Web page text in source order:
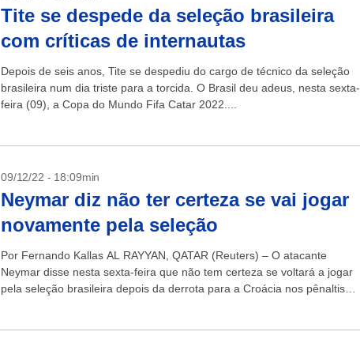
Tite se despede da seleção brasileira
com críticas de internautas
Depois de seis anos, Tite se despediu do cargo de técnico da seleção
brasileira num dia triste para a torcida. O Brasil deu adeus, nesta sexta-
feira (09), a Copa do Mundo Fifa Catar 2022....
09/12/22 - 18:09min
Neymar diz não ter certeza se vai jogar
novamente pela seleção
Por Fernando Kallas AL RAYYAN, QATAR (Reuters) – O atacante
Neymar disse nesta sexta-feira que não tem certeza se voltará a jogar
pela seleção brasileira depois da derrota para a Croácia nos pênaltis